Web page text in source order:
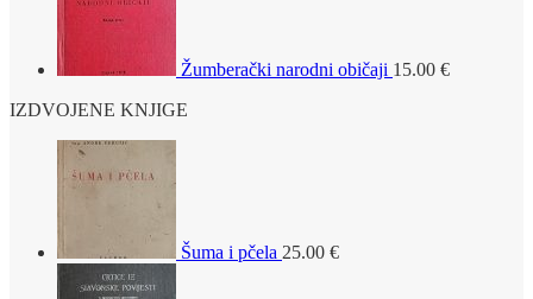
Žumberački narodni običaji 15.00 €
IZDVOJENE KNJIGE
Šuma i pčela 25.00 €